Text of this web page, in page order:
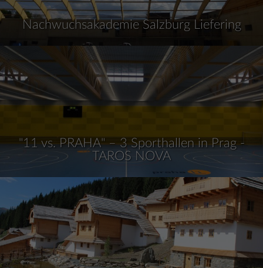
Nachwuchsakademie Salzburg Liefering
"11 vs. PRAHA" – 3 Sporthallen in Prag -
TAROS NOVA